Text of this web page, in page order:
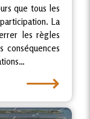
que tous les
La
les règles
conséquences
⟶